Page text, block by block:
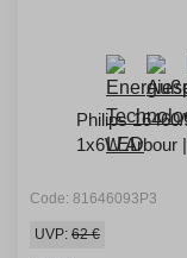
Philips
1x6W Arbour
Code: 81646093P3
UVP: 62 €